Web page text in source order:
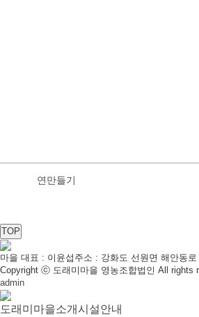
연만들기
TOP
마을 대표 : 이윤섭 주소 : 강화도 선원면 해안동로
Copyright ⓒ 도래미마을 영농조합법인 All rights
admin
도래미마을소개시설안내